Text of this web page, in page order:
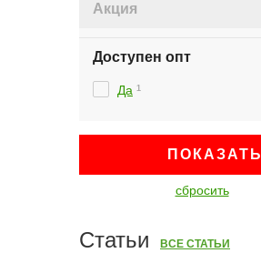
Акция
Доступен опт
Да 1
ПОКАЗАТЬ
сбросить
Статьи ВСЕ СТАТЬИ